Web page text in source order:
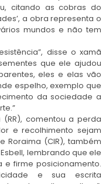
citando as cobras do
a obra representa o
mundos e não tem
disse o xamã
que ele ajudou
eles e elas vão
espelho, exemplo que
da sociedade a
(RR), comentou a perda
e recolhimento sejam
Roraima (CIR), também
lembrando que ele
e firme posicionamento.
e sua escrita